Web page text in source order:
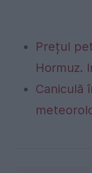
Prețul
Hormuz.
Caniculă